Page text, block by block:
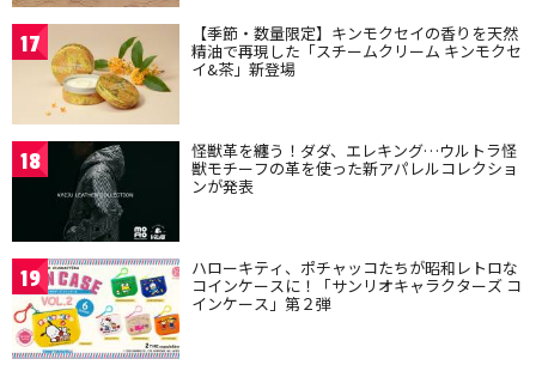
17 【季節・数量限定】キンモクセイの香りを天然
精油で再現した「スチームクリーム キンモクセ
イ&茶」新登場
18 怪獣革を纏う！ダダ、エレキング…ウルトラ怪
獣モチーフの革を使った新アパレルコレクショ
ンが発表
19 ハローキティ、ポチャッコたちが昭和レトロな
コインケースに！「サンリオキャラクターズ コ
インケース」第２弾